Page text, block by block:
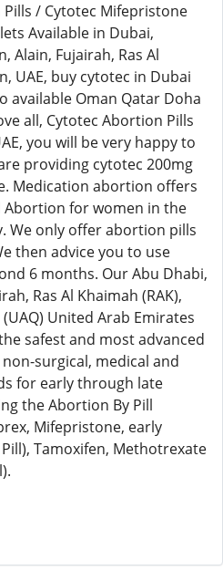
/ Cytotec Mifepristone
Available in Dubai,
Alain, Fujairah, Ras Al
UAE, buy cytotec in Dubai
available Oman Qatar Doha
all, Cytotec Abortion Pills
you will be very happy to
providing cytotec 200mg
Medication abortion offers
for women in the
We only offer abortion pills
then advice you to use
6 months. Our Abu Dhabi,
Ras Al Khaimah (RAK),
United Arab Emirates
safest and most advanced
surgical, medical and
for early through late
the Abortion By Pill
Mifepristone, early
Tamoxifen, Methotrexate